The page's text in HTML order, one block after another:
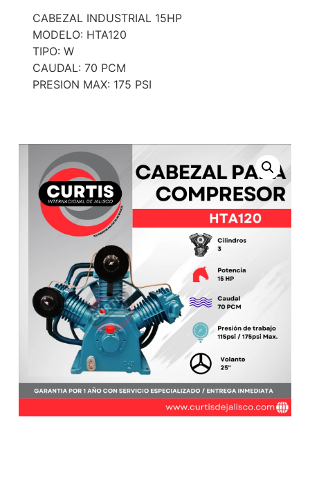
CABEZAL INDUSTRIAL 15HP
MODELO: HTA120
TIPO: W
CAUDAL: 70 PCM
PRESION MAX: 175 PSI